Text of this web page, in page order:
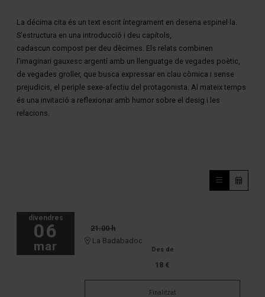
La décima cita és un text escrit íntegrament en desena espinel·la.
S'estructura en una introducció i deu capítols,
cadascun compost per deu dècimes. Els relats combinen
l'imaginari gauxesc argentí amb un llenguatge de vegades poètic,
de vegades groller, que busca expressar en clau còmica i sense
prejudicis, el periple sexe-afectiu del protagonista. Al mateix temps
és una invitació a reflexionar amb humor sobre el desig i les
relacions.
divendres
06
mar
21:00 h
La Badabadoc
Des de
18 €
Finalitzat